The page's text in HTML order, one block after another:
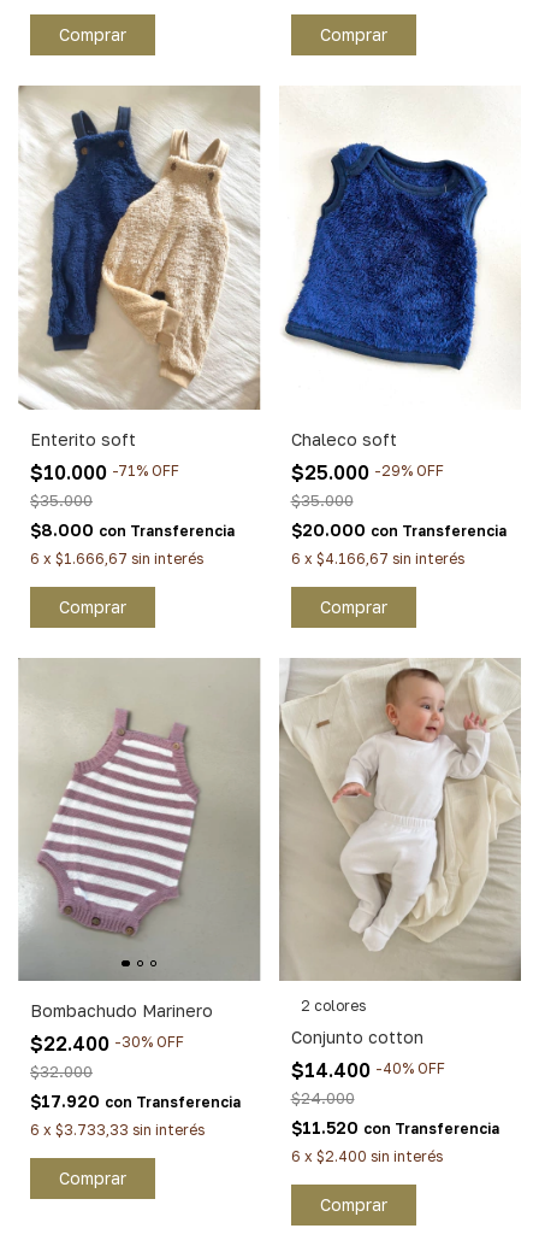
Comprar Comprar
Enterito soft
$10.000 -71 % OFF
$35.000
$8.000 con Transferencia
6 x $1.666,67 sin interés
Comprar
Chaleco soft
$25.000 -29% OFF
$35.000
$20.000 con Transferencia
6 x $4.166,67 sin interés
Comprar
Bombachudo Marinero
$22.400 -30% OFF
$32.000
$17.920 con Transferencia
6 x $3.733,33 sin interés
Comprar
2 colores
Conjunto cotton
$14.400 -40% OFF
$24.000
$11.520 con Transferencia
6 x $2.400 sin interés
Comprar